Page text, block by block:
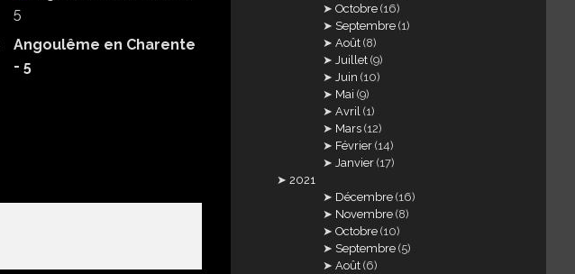
Angoulême en Charente
- 5
Octobre (16)
Septembre (1)
Août (8)
Juillet (9)
Juin (10)
Mai (9)
Avril (1)
Mars (12)
Février (14)
Janvier (17)
2021
Décembre (16)
Novembre (8)
Octobre (10)
Septembre (5)
Août (6)